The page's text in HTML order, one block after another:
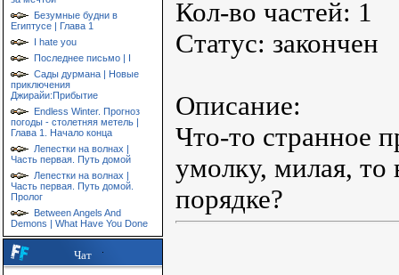
Безумные будни в
Египтусе | Глава 1
I hate you
Последнее письмо | I
Сады дурмана | Новые
приключения
Джирайи:Прибытие
Endless Winter. Прогноз
погоды - столетняя метель |
Глава 1. Начало конца
Лепестки на волнах |
Часть первая. Путь домой
Лепестки на волнах |
Часть первая. Путь домой.
Пролог
Between Angels And
Demons | What Have You Done
Чат
Кол-во частей: 1
Статус: закончен
Описание:
Что-то странное
умолку, милая,
порядке?